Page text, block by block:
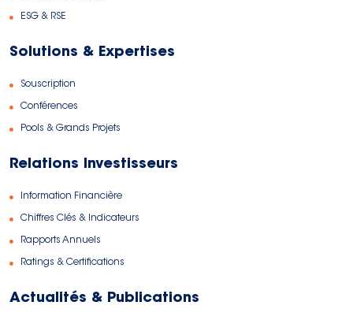
ESG & RSE
Solutions & Expertises
Souscription
Conférences
Pools & Grands Projets
Relations Investisseurs
Information Financière
Chiffres Clés & Indicateurs
Rapports Annuels
Ratings & Certifications
Actualités & Publications